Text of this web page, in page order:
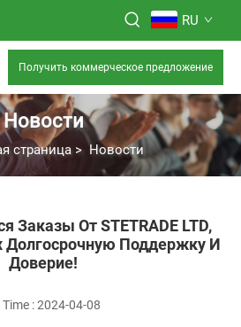
RU
Получить коммерческое предложение
Новости
страница> Новости
От STETRADE LTD,
Долгосрочную Поддержку И
Доверие!
Time : 2024-04-08